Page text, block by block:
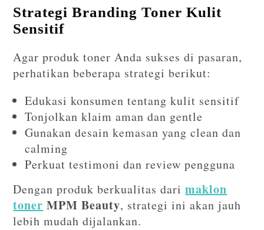
Strategi Branding Toner Kulit
Sensitif
Agar produk toner Anda sukses di pasaran,
perhatikan beberapa strategi berikut:
Edukasi konsumen tentang kulit sensitif
Tonjolkan klaim aman dan gentle
Gunakan desain kemasan yang clean dan
calming
Perkuat testimoni dan review pengguna
Dengan produk berkualitas darimaklon
toner MPM Beauty, strategi ini akan jauh
lebih mudah dijalankan.